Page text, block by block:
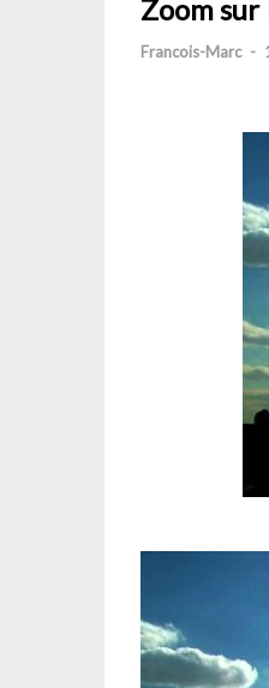
Zoom sur
Francois-Marc -